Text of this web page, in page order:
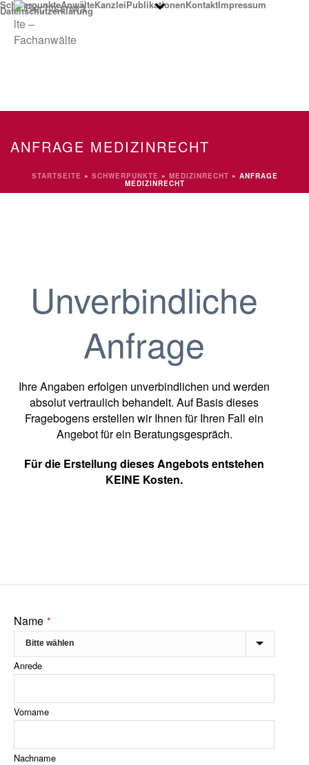
SchwerpunkteAnwälteKanzleiPublikationenKontaktImpressum
Datenschutzerklärung
ANFRAGE MEDIZINRECHT
STARTSEITE » SCHWERPUNKTE » MEDIZINRECHT » ANFRAGE
MEDIZINRECHT
Unverbindliche
Anfrage
Ihre Angaben erfolgen unverbindlichen und werden
absolut vertraulich behandelt. Auf Basis dieses
Fragebogens erstellen wir Ihnen für Ihren Fall ein
Angebot für ein Beratungsgespräch.
Für die Erstellung dieses Angebots entstehen
KEINE Kosten.
Website
URL *
Name *
Anrede
Vorname
Nachname